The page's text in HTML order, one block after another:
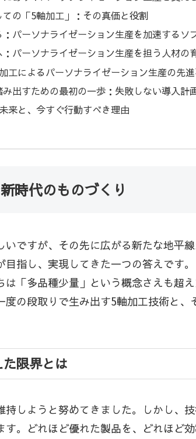
の「5軸加工」：その真価と役割
パーソナライゼーション生産を加速するソ
：パーソナライゼーション生産を担う人材の
工によるパーソナライゼーション生産の先
出すための最初の一歩：失敗しない導入計
来と、今すぐ行動すべき理由
時代のものづくり
ですが、その先に広がる新たな地平
指し、実現してきた一つの答えです
「多品種少量」という概念さえも超
の段取りで生み出す5軸加工技術と
限界とは
しようと努めてきました。しかし、
。どれほど優れた製品を、どれほど